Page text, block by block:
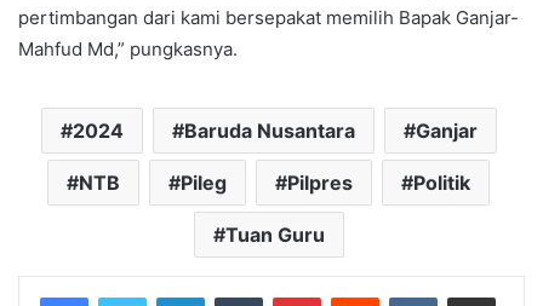
pertimbangan dari kami bersepakat memilih Bapak Ganjar-
Mahfud Md,” pungkasnya.
2024 Baruda Nusantara Ganjar
NTB Pileg Pilpres Politik
Tuan Guru
LinkedInTumblr PinterestReddit VKontakteShare via Email